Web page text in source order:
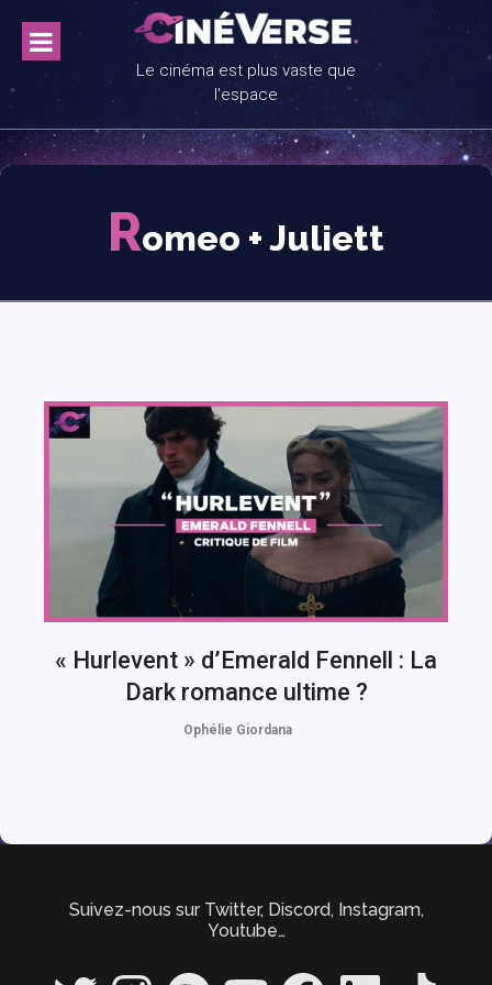
content
Le cinéma est plus vaste que
l'espace
Romeo + Juliett
« Hurlevent » d’Emerald Fennell : La
Dark romance ultime ?
Ophélie Giordana
Suivez-nous sur Twitter, Discord, Instagram,
Youtube…
Twitter InstagramSpotify YouTube FacebookLinkedIn TikTok